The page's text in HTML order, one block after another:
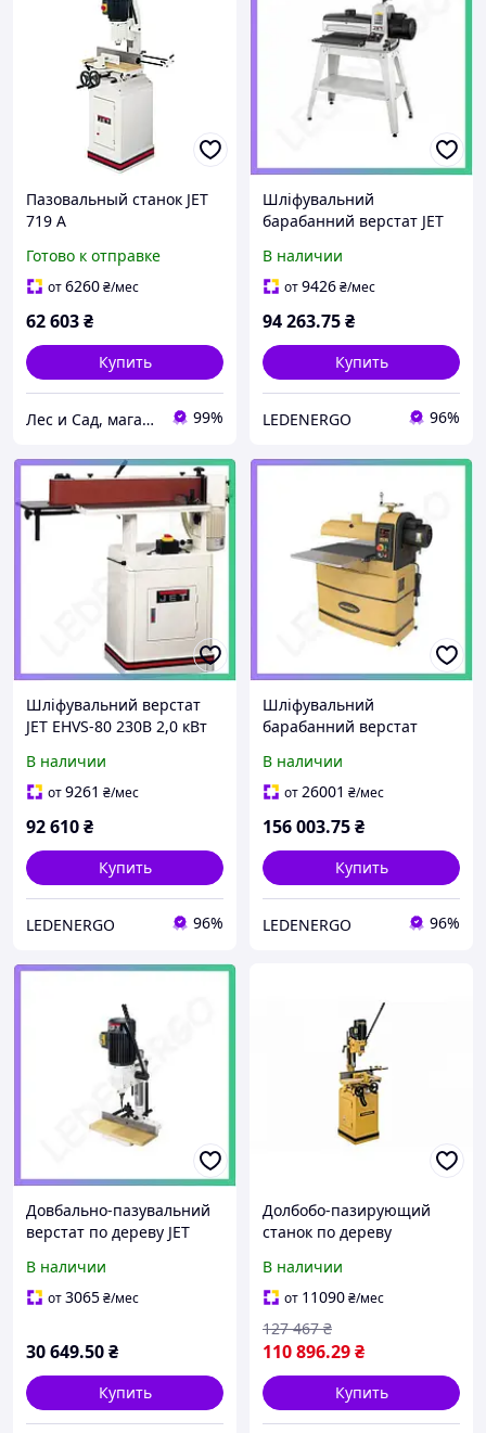
Пазовальный станок JET
719 A
Готово к отправке
от6260₴/мес
62 603₴
Купить
Лес и Сад, магазин инструментов и садово-парковой техники 99%
Шліфувальний
барабанний верстат JET
для обробки деревини
шліфувальний станок
В наличии
от9426₴/мес
94 263.75₴
Купить
LEDENERGO 96%
Шліфувальний верстат
JET EHVS-80 230В 2,0 кВт
шліфувальний станок
В наличии
от9261 ₴/мес
92 610₴
Купить
LEDENERGO 96%
Шліфувальний
барабанний верстат
2,3 кВт для обробки
деревини професійний
В наличии
от26001 ₴/мес
156 003.75₴
Купить
LEDENERGO 96%
Довбально-пазувальний
верстат по дереву JET
обробки деревини
верстат для
В наличии
от3065₴/мес
30 649.50₴
Купить
Долбобо-пазирующий
станок по дереву
(2МЕСЦА)
В наличии
от 11090₴/мес
110 896.29₴
127 467 ₴
Купить